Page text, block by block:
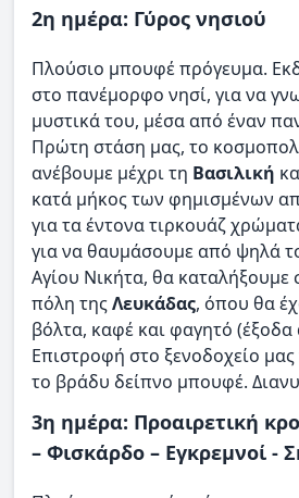
2η ημέρα: Γύρος νησιού
Πλούσιο μπουφέ πρόγευμα.
στο πανέμορφο νησί, για να
μυστικά του, μέσα από έναν
Πρώτη στάση μας, το
ανέβουμε μέχρι τη Βασιλική
κατά μήκος των φημισμένων
για τα έντονα τιρκουάζ
για να θαυμάσουμε από ψηλά
Αγίου Νικήτα, θα καταλήξουμε
πόλη τηςΛευκάδας, όπου θα
βόλτα, καφέ και φαγητό (έξοδα
Επιστροφή στο ξενοδοχείο
το βράδυ δείπνο μπουφέ.
3η ημέρα: Προαιρετική
– Φισκάρδο – Εγκρεμνοί -